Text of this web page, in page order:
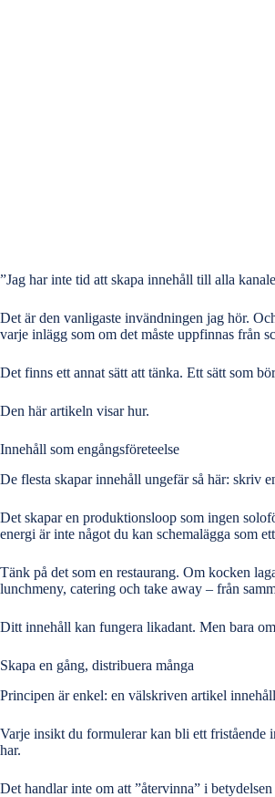
”Jag har inte tid att skapa innehåll till alla
Det är den vanligaste invändningen jag hör.
varje inlägg som om det måste uppfinnas från
Det finns ett annat sätt att tänka. Ett sätt som
Den här artikeln visar hur.
Innehåll som engångsföreteelse
De flesta skapar innehåll ungefär så här: skriv
Det skapar en produktionsloop som ingen
energi är inte något du kan schemalägga som
Tänk på det som en restaurang. Om kocken
lunchmeny, catering och take away – från
Ditt innehåll kan fungera likadant. Men bara
Skapa en gång, distribuera många
Principen är enkel: en välskriven artikel
Varje insikt du formulerar kan bli ett fristående
har.
Det handlar inte om att ”återvinna” i